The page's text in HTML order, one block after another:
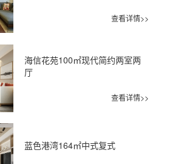
查看详情>>
海信花苑100㎡现代简约两室两
厅
查看详情>>
蓝色港湾164㎡中式复式